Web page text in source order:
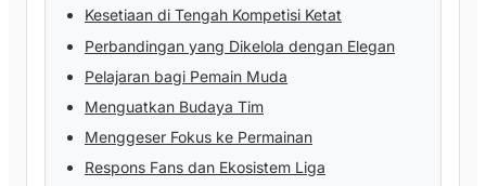
Kesetiaan di Tengah Kompetisi Ketat
Perbandingan yang Dikelola dengan Elegan
Pelajaran bagi Pemain Muda
Menguatkan Budaya Tim
Menggeser Fokus ke Permainan
Respons Fans dan Ekosistem Liga